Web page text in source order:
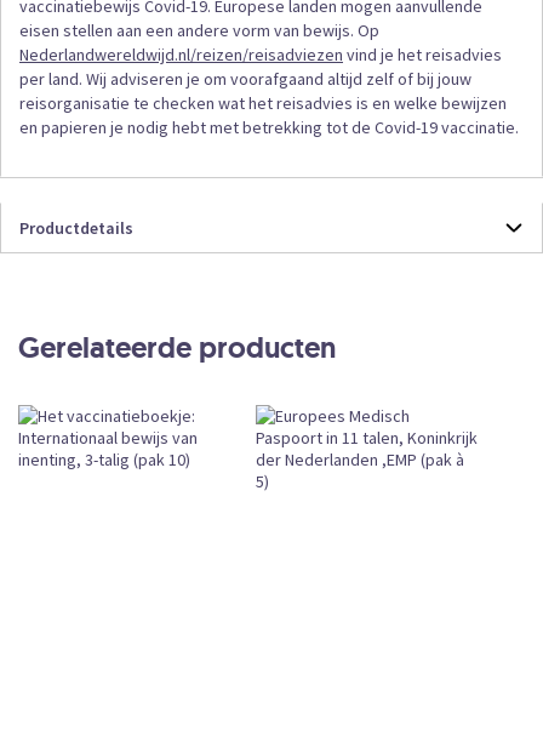
vaccinatiebewijs Covid-19. Europese landen mogen aanvullende
eisen stellen aan een andere vorm van bewijs. Op
Nederlandwereldwijd.nl/reizen/reisadviezen vind je het reisadvies
per land. Wij adviseren je om voorafgaand altijd zelf of bij jouw
reisorganisatie te checken wat het reisadvies is en welke bewijzen
en papieren je nodig hebt met betrekking tot de Covid-19 vaccinatie.
Productdetails
24
Pak a 50 exemplaren
Vandaag vóór 12:00 uur besteld, vandaag
verzonden
Gerelateerde producten